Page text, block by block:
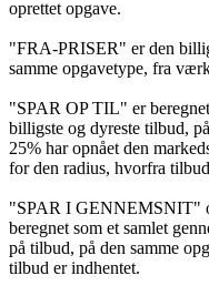
oprettet opgave.
"FRA-PRISER" er den
samme opgavetype, fra
"SPAR OP TIL" er
billigste og dyreste tilbud,
25% har opnået den
for den radius, hvorfra
"SPAR I GENNEMSNIT"
beregnet som et samlet
på tilbud, på den samme
tilbud er indhentet.